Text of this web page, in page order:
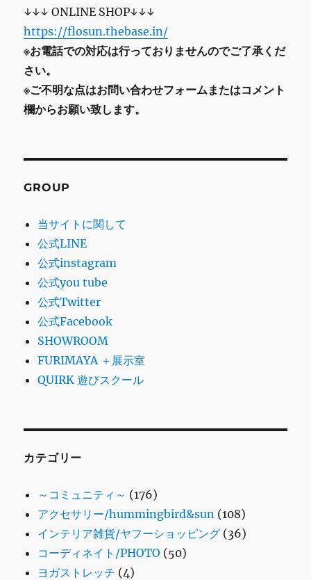
↓↓↓ ONLINE SHOP↓↓↓
https://flosun.thebase.in/
※お電話での対応は行っておりませんのでご了承くだ
さい。
※ご不明な点はお問い合わせフォームまたはコメント
欄からお願い致します。
GROUP
当サイトに関して
公式LINE
公式instagram
公式you tube
公式Twitter
公式Facebook
SHOWROOM
FURIMAYA ＋展示室
QUIRK 遊びスクール
カテゴリー
～コミュニティ～ (176)
アクセサリー/hummingbird&sun (108)
インテリア雑貨/ヤフーショッピング (36)
コーディネイト/PHOTO (50)
ヨガストレッチ (4)